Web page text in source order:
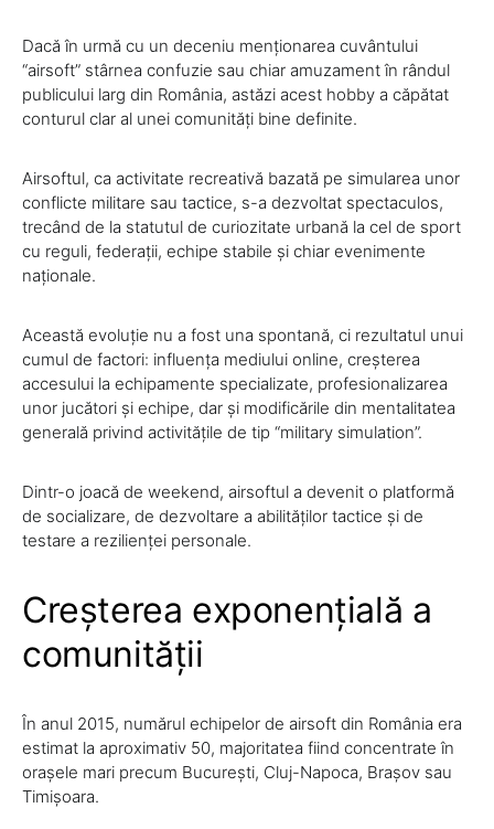
Dacă în urmă cu un deceniu menționarea cuvântului
“airsoft” stârnea confuzie sau chiar amuzament în rândul
publicului larg din România, astăzi acest hobby a căpătat
conturul clar al unei comunități bine definite.
Airsoftul, ca activitate recreativă bazată pe simularea unor
conflicte militare sau tactice, s-a dezvoltat spectaculos,
trecând de la statutul de curiozitate urbană la cel de sport
cu reguli, federații, echipe stabile și chiar evenimente
naționale.
Această evoluție nu a fost una spontană, ci rezultatul unui
cumul de factori: influența mediului online, creșterea
accesului la echipamente specializate, profesionalizarea
unor jucători și echipe, dar și modificările din mentalitatea
generală privind activitățile de tip “military simulation”.
Dintr-o joacă de weekend, airsoftul a devenit o platformă
de socializare, de dezvoltare a abilităților tactice și de
testare a rezilienței personale.
Creșterea exponențială a
comunității
În anul 2015, numărul echipelor de airsoft din România era
estimat la aproximativ 50, majoritatea fiind concentrate în
orașele mari precum București, Cluj-Napoca, Brașov sau
Timișoara.